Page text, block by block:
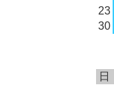
23
30
日